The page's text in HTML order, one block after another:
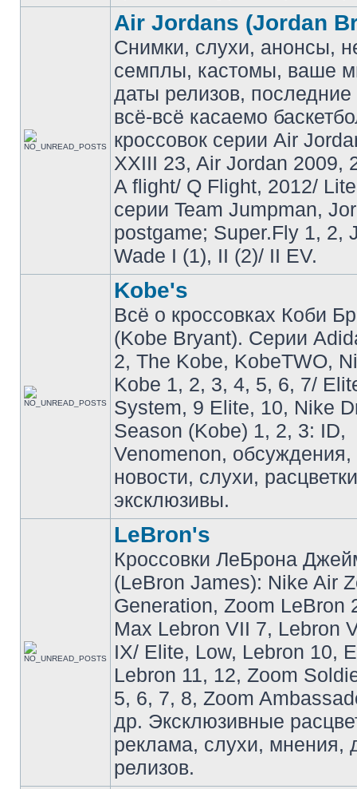
Air Jordans (Jordan
Снимки, слухи, анонсы,
семплы, кастомы, ваше
даты релизов, последние
всё-всё касаемо
кроссовок серии Air
XXIII 23, Air Jordan 2009,
A flight/ Q Flight, 2012/
серии Team Jumpman,
postgame; Super.Fly 1, 2,
Wade I (1), II (2)/ II EV.
Kobe's
Всё о кроссовках Коби
(Kobe Bryant). Серии
2, The Kobe, KobeTWO,
Kobe 1, 2, 3, 4, 5, 6, 7/
System, 9 Elite, 10, Nike
Season (Kobe) 1, 2, 3: ID,
Venomenon,
новости, слухи,
эксклюзивы.
LeBron's
Кроссовки ЛеБрона
(LeBron James): Nike Air
Generation, Zoom LeBron
Max Lebron VII 7, Lebron
IX/ Elite, Low, Lebron 10,
Lebron 11, 12, Zoom
5, 6, 7, 8, Zoom
др. Эксклюзивные
реклама, слухи, мнения,
релизов.